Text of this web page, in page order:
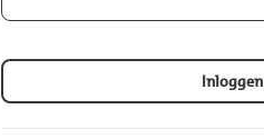
Inloggen